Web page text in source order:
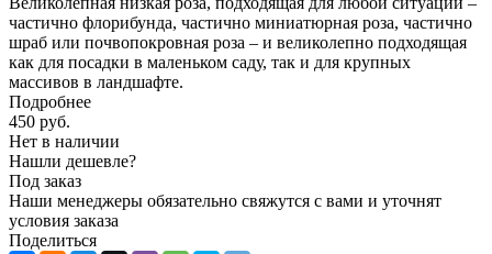
частично флорибунда, частично миниатюрная роза, частично
шраб или почвопокровная роза – и великолепно подходящая
как для посадки в маленьком саду, так и для крупных
массивов в ландшафте.
Подробнее
450 руб.
Нет в наличии
Нашли дешевле?
Под заказ
Наши менеджеры обязательно свяжутся с вами и уточнят
условия заказа
Поделиться